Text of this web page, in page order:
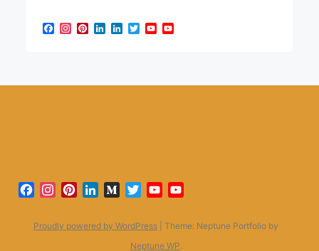
Facebook
Instagram
Pinterest
LinkedIn
LinkedIn
TwitterYouTube
Facebook
Instagram
PinterestLinkedInMediumTwitterYouTube
Proudly powered by WordPress
Theme: Neptune Portfolio by
Neptune WP.